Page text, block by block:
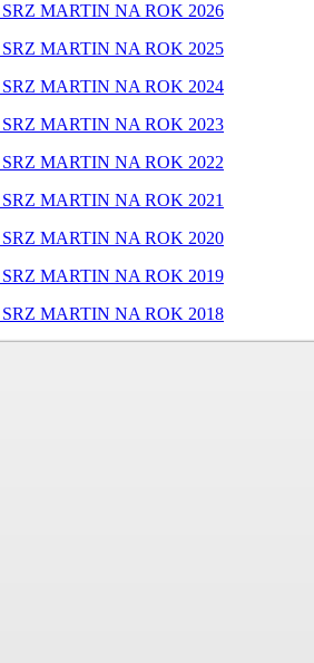
MARTIN NA ROK 2026
MARTIN NA ROK 2025
MARTIN NA ROK 2024
MARTIN NA ROK 2023
MARTIN NA ROK 2022
MARTIN NA ROK 2021
MARTIN NA ROK 2020
MARTIN NA ROK 2019
MARTIN NA ROK 2018